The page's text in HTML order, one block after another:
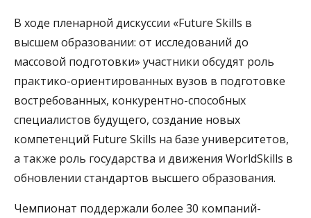
В ходе пленарной дискуссии «Future Skills в
высшем образовании: от исследований до
массовой подготовки» участники обсудят роль
практико-ориентированных вузов в подготовке
востребованных, конкурентно-способных
специалистов будущего, создание новых
компетенций Future Skills на базе университетов,
а также роль государства и движения WorldSkills в
обновлении стандартов высшего образования.
Чемпионат поддержали более 30 компаний-